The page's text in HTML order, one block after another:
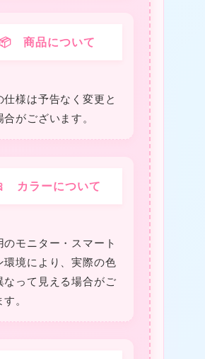
📦 商品について
仕様は予告なく変更と
合がございます。
カラーについて
のモニター・スマート
環境により、実際の色
なって見える場合がご
。